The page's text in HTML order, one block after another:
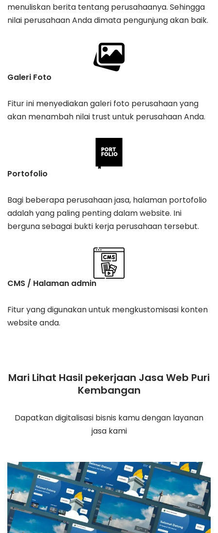
menuliskan berita tentang perusahaanya. Sehingga
nilai perusahaan Anda dimata pengunjung akan baik.
Galeri Foto
Fitur ini menyediakan galeri foto perusahaan yang
akan menambah nilai trust untuk perusahaan Anda.
Portofolio
Bagi beberapa perusahaan jasa, halaman portofolio
adalah yang paling penting dalam website. Ini
berguna sebagai bukti kerja perusahaan tersebut.
CMS / Halaman admin
Fitur yang digunakan untuk mengkustomisasi konten
website anda.
Mari Lihat Hasil pekerjaan Jasa Web Puri
Kembangan
Dapatkan digitalisasi bisnis kamu dengan layanan
jasa kami